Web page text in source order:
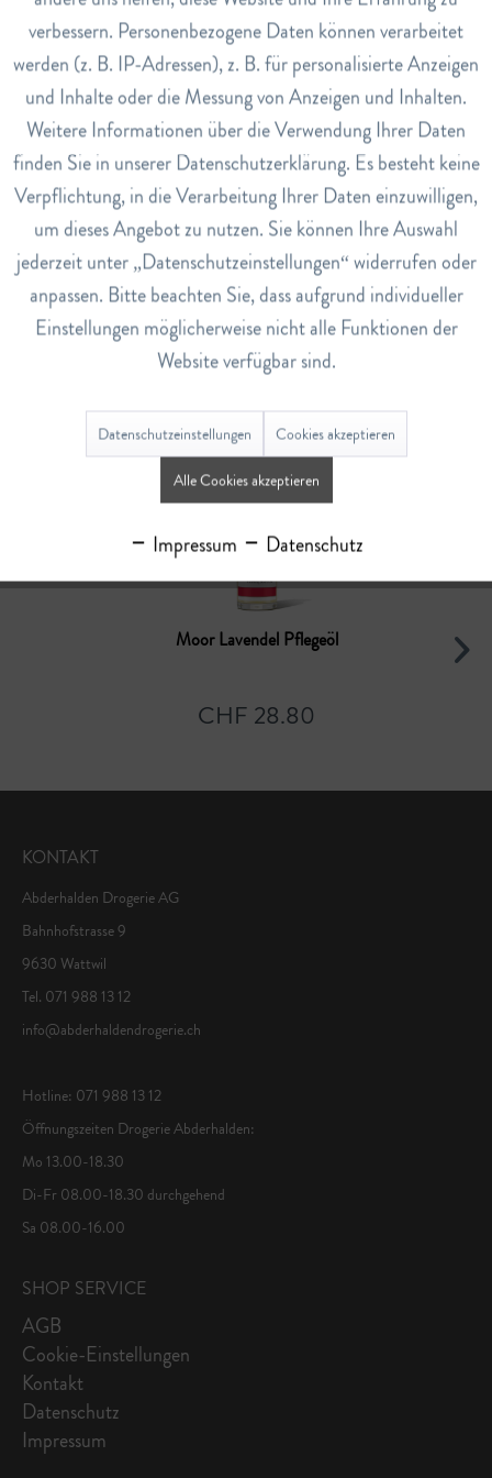
4020829005808
Lagerbestand
Pflegenanleitung
Nach Belieben mehrere Innenkappen des Moor Lavendel
Bades direkt in den Wasserstrahl geben.
Bewertungen0
Bewertungen lesen, schreiben und diskutieren...mehr
Ähnliche Artikel
Moor Lavendel Pflegeöl
CHF 28.80
KONTAKT
Abderhalden Drogerie AG
Bahnhofstrasse 9
9630 Wattwil
Tel. 071 988 13 12
info@abderhaldendrogerie.ch
Hotline: 071 988 13 12
Öffnungszeiten Drogerie Abderhalden:
Mo 13.00-18.30
Di-Fr 08.00-18.30 durchgehend
Sa 08.00-16.00
SHOP SERVICE
AGB
Cookie-Einstellungen
Kontakt
Datenschutz
Impressum
Tracking Inaktiv
Service Inaktiv
verbessern. Personenbezogene Daten können verarbeitet
werden (z. B. IP-Adressen), z. B. für personalisierte Anzeigen
und Inhalte oder die Messung von Anzeigen und Inhalten.
Weitere Informationen über die Verwendung Ihrer Daten
finden Sie in unserer Datenschutzerklärung. Es besteht keine
Verpflichtung, in die Verarbeitung Ihrer Daten einzuwilligen,
um dieses Angebot zu nutzen. Sie können Ihre Auswahl
jederzeit unter „Datenschutzeinstellungen“ widerrufen oder
anpassen. Bitte beachten Sie, dass aufgrund individueller
Einstellungen möglicherweise nicht alle Funktionen der
Website verfügbar sind.
Datenschutzeinstellungen Cookies akzeptieren
Alle Cookies akzeptieren
Impressum Datenschutz